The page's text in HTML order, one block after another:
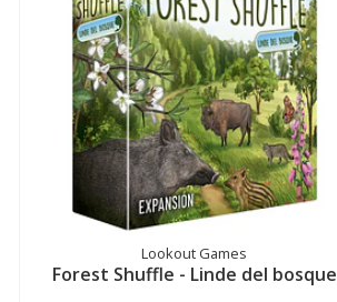
Lookout Games
Forest Shuffle - Linde del bosque